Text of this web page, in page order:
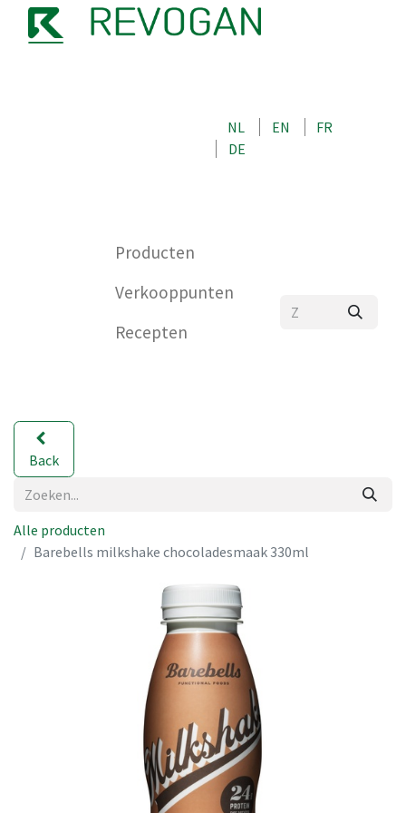
NL EN
FR
DE
Producten
Verkooppunten
Recepten
Back
Alle producten
Barebells milkshake chocoladesmaak 330ml